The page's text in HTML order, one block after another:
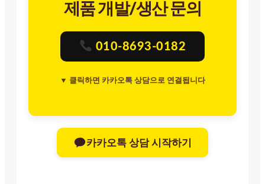
제품 개발/생산 문의
010-8693-0182
▼ 클릭하면 카카오톡 상담으로 연결됩니다
카카오톡 상담 시작하기